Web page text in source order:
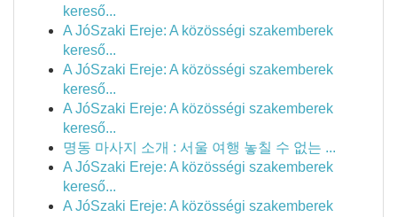
kereső...
A JóSzaki Ereje: A közösségi szakemberek
kereső...
A JóSzaki Ereje: A közösségi szakemberek
kereső...
A JóSzaki Ereje: A közösségi szakemberek
kereső...
명동 마사지 소개 : 서울 여행 놓칠 수 없는 ...
A JóSzaki Ereje: A közösségi szakemberek
kereső...
A JóSzaki Ereje: A közösségi szakemberek